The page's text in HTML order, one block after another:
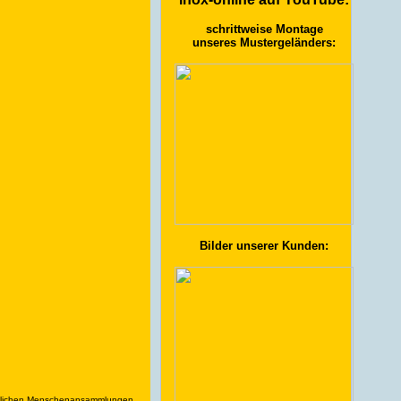
schrittweise Montage
unseres Mustergeländers:
Bilder unserer Kunden: